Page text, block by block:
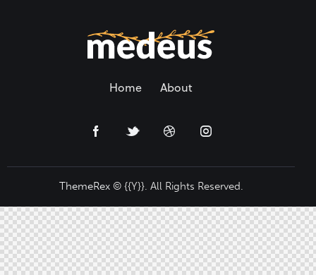
Home About
ThemeRex© {{Y}}. All Rights Reserved.